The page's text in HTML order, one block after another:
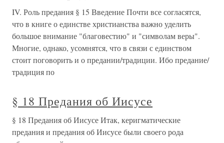
IV. Роль предания § 15 Введение Почти все согласятся,
что в книге о единстве христианства важно уделить
большое внимание "благовестию" и "символам веры".
Многие, однако, усомнятся, что в связи с единством
стоит поговорить и о предании/традиции. Ибо предание/
традиция по
§ 18 Предания об Иисусе
§ 18 Предания об Иисусе Итак, керигматические
предания и предания об Иисусе были своего рода